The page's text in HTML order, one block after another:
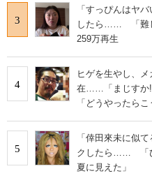
3
「すっぴんはヤ
したら…… 「難し
259万再生
4
ヒゲを生やし、
在……「まじすか
「どうやったらこ
5
「倖田來未に似
クしたら…… 「び
夏に見えた」